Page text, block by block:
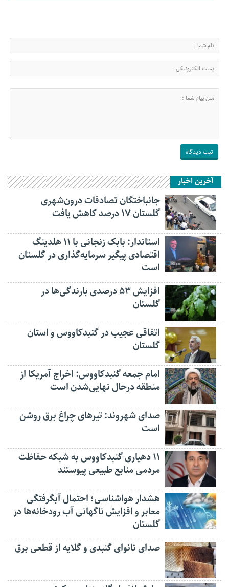
آخرین اخبار
جانباختگان تصادفات درون‌شهری
گلستان ۱۷ درصد کاهش یافت
استاندار: بابک زنجانی با ۱۱ هلدینگ
اقتصادی پیگیر سرمایه‌گذاری در گلستان
است
افزایش ۵۳ درصدی بارندگی‌ها در
گلستان
اتفاقی عجیب در‌ گنبدکاووس و استان
گلستان
امام جمعه گنبدکاووس: اخراج آمریکا از
منطقه درحال نهایی‌شدن است
صدای شهروند: تیرهای چراغ برق روشن
است
۱۱ دهیاری گنبدکاووس به شبکه حفاظت
مردمی منابع طبیعی پیوستند
هشدار هواشناسی؛ احتمال آبگرفتگی
معابر و افزایش ناگهانی آب رودخانه‌ها در
گلستان
صدای نانوای گنبدی و گلایه از قطعی برق